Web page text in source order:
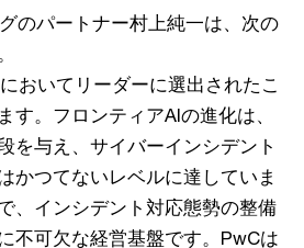
のパートナー村上純一は、次の
おいてリーダーに選出されたこ
す。フロンティアAIの進化は、
を与え、サイバーインシデント
かつてないレベルに達していま
、インシデント対応態勢の整備
不可欠な経営基盤です。PwCは